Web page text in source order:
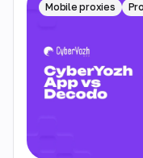
Mobile proxies